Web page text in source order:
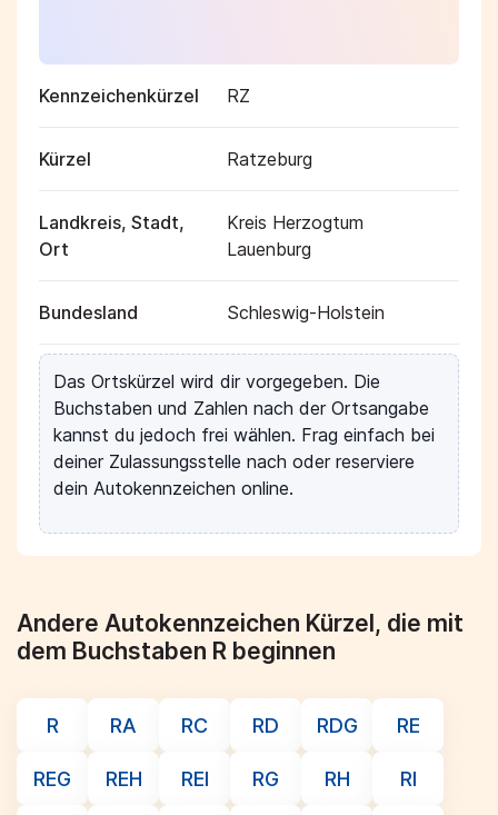
Kennzeichenkürzel RZ
Kürzel Ratzeburg
Landkreis, Stadt,
Ort
Kreis Herzogtum
Lauenburg
Bundesland Schleswig-Holstein
Das Ortskürzel wird dir vorgegeben. Die
Buchstaben und Zahlen nach der Ortsangabe
kannst du jedoch frei wählen. Frag einfach bei
deiner Zulassungsstelle nach oder reserviere
dein Autokennzeichen online.
Andere Autokennzeichen Kürzel, die mit
dem Buchstaben R beginnen
R RA RC RD RDG RE
REG REH REI RG RH RI